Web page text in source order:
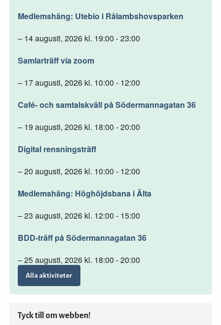
Medlemshäng: Utebio i Rålambshovsparken
– 14 augusti, 2026 kl. 19:00 - 23:00
Samlarträff via zoom
– 17 augusti, 2026 kl. 10:00 - 12:00
Café- och samtalskväll på Södermannagatan 36
– 19 augusti, 2026 kl. 18:00 - 20:00
Digital rensningsträff
– 20 augusti, 2026 kl. 10:00 - 12:00
Medlemshäng: Höghöjdsbana i Älta
– 23 augusti, 2026 kl. 12:00 - 15:00
BDD-träff på Södermannagatan 36
– 25 augusti, 2026 kl. 18:00 - 20:00
Alla aktiviteter
Tyck till om webben!